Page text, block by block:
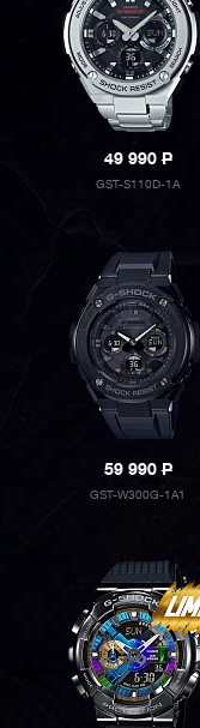
49 990P
GST-S110D-1A
59 990P
GST-W300G-1A1